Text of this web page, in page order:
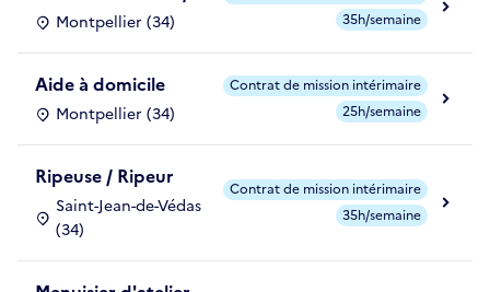
Montpellier (34)
35h/semaine
Aide à domicile
Montpellier (34)
Contrat de mission intérimaire
25h/semaine
Ripeuse / Ripeur
Saint-Jean-de-Védas
(34)
Contrat de mission intérimaire
35h/semaine